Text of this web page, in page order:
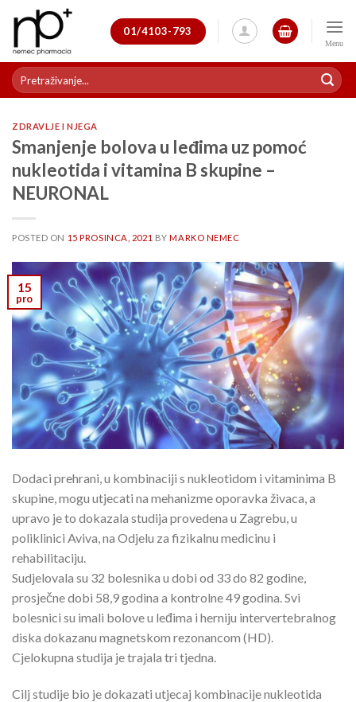
content
01/4103-793
Pretraži:
ZDRAVLJE I NJEGA
Smanjenje bolova u leđima uz pomoć
nukleotida i vitamina B skupine –
NEURONAL
POSTED ON 15 PROSINCA, 2021 BYMARKO NEMEC
15
pro
Dodaci prehrani, u kombinaciji s nukleotidom i vitaminima B
skupine, mogu utjecati na mehanizme oporavka živaca, a
upravo je to dokazala studija provedena u Zagrebu, u
poliklinici Aviva, na Odjelu za fizikalnu medicinu i
rehabilitaciju.
Sudjelovala su 32 bolesnika u dobi od 33 do 82 godine,
prosječne dobi 58,9 godina a kontrolne 49 godina. Svi
bolesnici su imali bolove u leđima i herniju intervertebralnog
diska dokazanu magnetskom rezonancom (HD).
Cjelokupna studija je trajala tri tjedna.
Cilj studije bio je dokazati utjecaj kombinacije nukleotida